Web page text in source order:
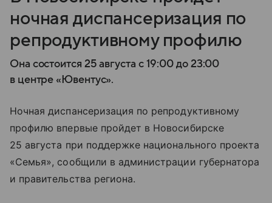
ночная диспансеризация по
репродуктивному профилю
Она состоится 25 августа с 19:00 до 23:00
в центре «Ювентус».
Ночная диспансеризация по репродуктивному
профилю впервые пройдет в Новосибирске
25 августа при поддержке национального проекта
«Семья», сообщили в администрации губернатора
и правительства региона.